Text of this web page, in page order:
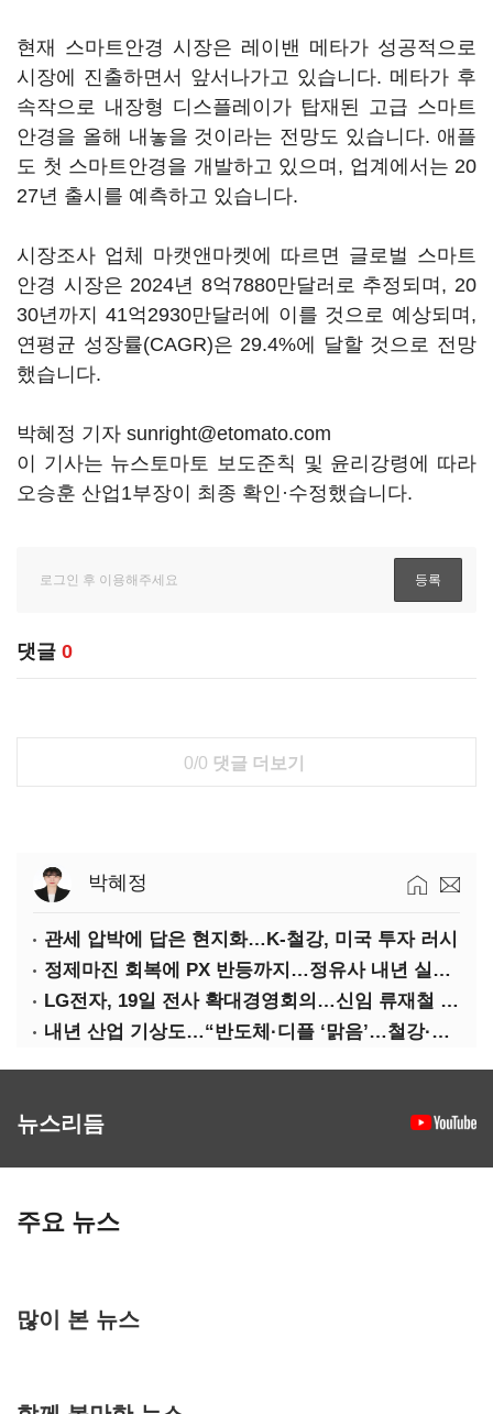
현재 스마트안경 시장은 레이밴 메타가 성공적으로
시장에 진출하면서 앞서나가고 있습니다. 메타가 후
속작으로 내장형 디스플레이가 탑재된 고급 스마트
안경을 올해 내놓을 것이라는 전망도 있습니다. 애플
도 첫 스마트안경을 개발하고 있으며, 업계에서는 20
27년 출시를 예측하고 있습니다.
시장조사 업체 마캣앤마켓에 따르면 글로벌 스마트
안경 시장은 2024년 8억7880만달러로 추정되며, 20
30년까지 41억2930만달러에 이를 것으로 예상되며,
연평균 성장률(CAGR)은 29.4%에 달할 것으로 전망
했습니다.
박혜정 기자 sunright@etomato.com
이 기사는 뉴스토마토 보도준칙 및 윤리강령에 따라
오승훈 산업1부장이 최종 확인·수정했습니다.
댓글 0
0/0 댓글 더보기
박혜정
관세 압박에 답은 현지화…K-철강, 미국 투자 러시
정제마진 회복에 PX 반등까지…정유사 내년 실적 기대
LG전자, 19일 전사 확대경영회의…신임 류재철 사장 주관
내년 산업 기상도…“반도체·디플 ‘맑음’…철강·석화 ‘흐림’”
뉴스리듬
주요 뉴스
많이 본 뉴스